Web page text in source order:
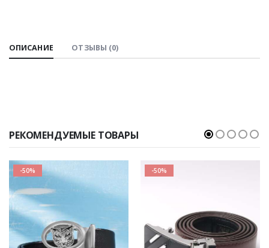
ОПИСАНИЕ ОТЗЫВЫ (0)
РЕКОМЕНДУЕМЫЕ ТОВАРЫ
-50% -50%